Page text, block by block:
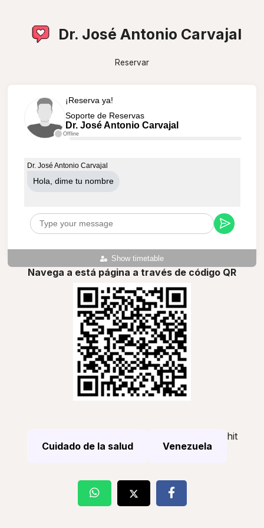
Dr. José Antonio Carvajal
Reservar
Offline
¡Reserva ya!
Soporte de Reservas
Dr. José Antonio Carvajal
Show timetable
Dr. José Antonio Carvajal
Hola, dime tu nombre
Navega a está página a través de código QR
Cuidado de la salud Venezuela
hit